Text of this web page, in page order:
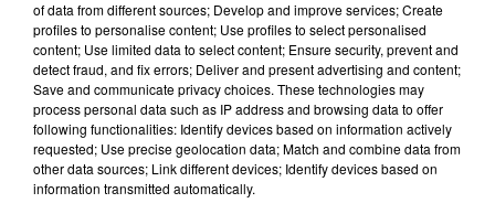
AMÉLIORER LA SÉCURITÉ DES USAGERS PENDANT
L'HIVER
Pour lesvéhicules légers, utilitaires,
camping-cars, poids-lourds, autobus et
of data from different sources; Develop and improve services; Create
profiles to personalise content; Use profiles to select personalised
content; Use limited data to select content; Ensure security, prevent and
detect fraud, and fix errors; Deliver and present advertising and content;
Save and communicate privacy choices. These technologies may
process personal data such as IP address and browsing data to offer
following functionalities: Identify devices based on information actively
requested; Use precise geolocation data; Match and combine data from
other data sources; Link different devices; Identify devices based on
information transmitted automatically.